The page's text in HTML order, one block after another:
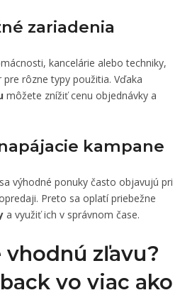
zariadenia
kancelárie alebo techniky,
rôzne typy použitia. Vďaka
môžete znížiť cenu objednávky a
kampane
výhodné ponuky často objavujú pri
Preto sa oplatí priebežne
a využiť ich v správnom čase.
zľavu?
vo viac ako